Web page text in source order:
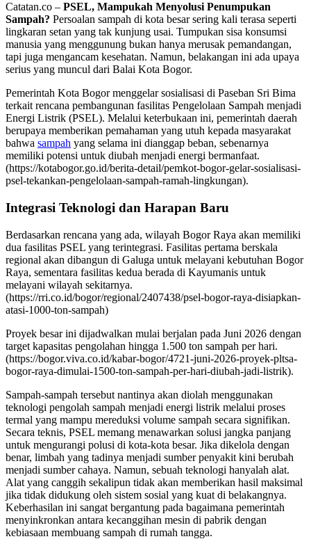
Catatan.co – PSEL, Mampukah Menyolusi Penumpukan
Sampah? Persoalan sampah di kota besar sering kali terasa seperti
lingkaran setan yang tak kunjung usai. Tumpukan sisa konsumsi
manusia yang menggunung bukan hanya merusak pemandangan,
tapi juga mengancam kesehatan. Namun, belakangan ini ada upaya
serius yang muncul dari Balai Kota Bogor.
Pemerintah Kota Bogor menggelar sosialisasi di Paseban Sri Bima
terkait rencana pembangunan fasilitas Pengelolaan Sampah menjadi
Energi Listrik (PSEL). Melalui keterbukaan ini, pemerintah daerah
berupaya memberikan pemahaman yang utuh kepada masyarakat
bahwa sampah yang selama ini dianggap beban, sebenarnya
memiliki potensi untuk diubah menjadi energi bermanfaat.
(https://kotabogor.go.id/berita-detail/pemkot-bogor-gelar-sosialisasi-
psel-tekankan-pengelolaan-sampah-ramah-lingkungan).
Integrasi Teknologi dan Harapan Baru
Berdasarkan rencana yang ada, wilayah Bogor Raya akan memiliki
dua fasilitas PSEL yang terintegrasi. Fasilitas pertama berskala
regional akan dibangun di Galuga untuk melayani kebutuhan Bogor
Raya, sementara fasilitas kedua berada di Kayumanis untuk
melayani wilayah sekitarnya.
(https://rri.co.id/bogor/regional/2407438/psel-bogor-raya-disiapkan-
atasi-1000-ton-sampah)
Proyek besar ini dijadwalkan mulai berjalan pada Juni 2026 dengan
target kapasitas pengolahan hingga 1.500 ton sampah per hari.
(https://bogor.viva.co.id/kabar-bogor/4721-juni-2026-proyek-pltsa-
bogor-raya-dimulai-1500-ton-sampah-per-hari-diubah-jadi-listrik).
Sampah-sampah tersebut nantinya akan diolah menggunakan
teknologi pengolah sampah menjadi energi listrik melalui proses
termal yang mampu mereduksi volume sampah secara signifikan.
Secara teknis, PSEL memang menawarkan solusi jangka panjang
untuk mengurangi polusi di kota-kota besar. Jika dikelola dengan
benar, limbah yang tadinya menjadi sumber penyakit kini berubah
menjadi sumber cahaya. Namun, sebuah teknologi hanyalah alat.
Alat yang canggih sekalipun tidak akan memberikan hasil maksimal
jika tidak didukung oleh sistem sosial yang kuat di belakangnya.
Keberhasilan ini sangat bergantung pada bagaimana pemerintah
menyinkronkan antara kecanggihan mesin di pabrik dengan
kebiasaan membuang sampah di rumah tangga.